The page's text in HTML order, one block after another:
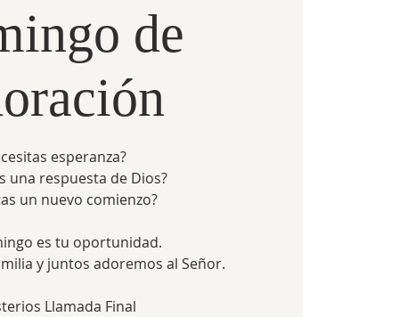
de
esperanza?
una respuesta de Dios?
un nuevo comienzo?
es tu oportunidad.
y juntos adoremos al Señor.
Llamada Final